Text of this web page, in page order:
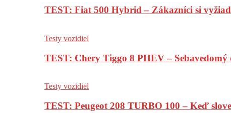
TEST: Fiat 500 Hybrid – Zákazníci si
Testy vozidiel
TEST: Chery Tiggo 8 PHEV – Sebavedomý
Testy vozidiel
TEST: Peugeot 208 TURBO 100 – Keď